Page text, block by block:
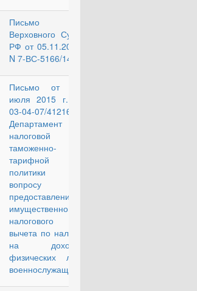
Письмо
Верховного Суда
РФ от 05.11.2014
N 7-ВС-5166/14
Письмо от 17
июля 2015 г. N
03-04-07/41216
Департамент
налоговой и
таможенно-
тарифной
политики по
вопросу
предоставления
имущественного
налогового
вычета по налогу
на доходы
физических лиц
военнослужащим